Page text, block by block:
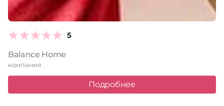
5
Balance Home
компания
Подробнее